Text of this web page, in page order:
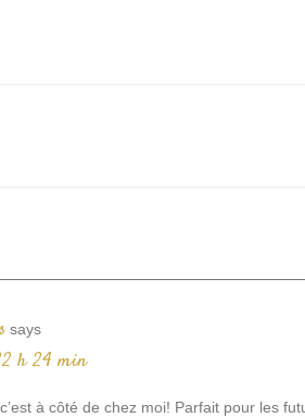
says
h 24 min
à côté de chez moi! Parfait pour les